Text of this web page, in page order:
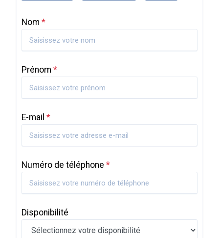
Nom *
Prénom *
E-mail *
Numéro de téléphone *
Disponibilité